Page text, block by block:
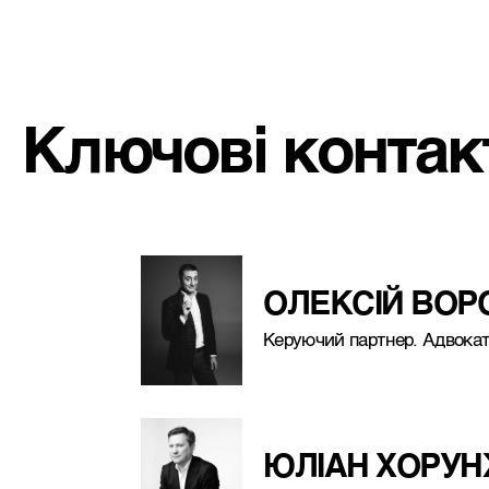
Ключові
ОЛЕКСIЙ
Керуючий партнер. Адвокат
ЮЛІАН